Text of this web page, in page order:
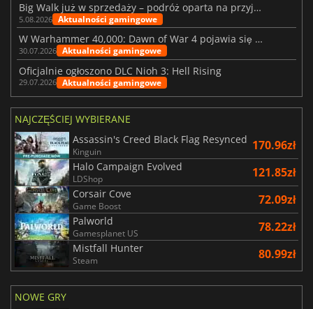
Big Walk już w sprzedaży – podróż oparta na przyjaźni
5.08.2026 Aktualności gamingowe
W Warhammer 40,000: Dawn of War 4 pojawia się frakcja Nekronów
30.07.2026 Aktualności gamingowe
Oficjalnie ogłoszono DLC Nioh 3: Hell Rising
29.07.2026 Aktualności gamingowe
NAJCZĘŚCIEJ WYBIERANE
Assassin's Creed Black Flag Resynced
Kinguin 170.96zł
Halo Campaign Evolved
LDShop 121.85zł
Corsair Cove
Game Boost 72.09zł
Palworld
Gamesplanet US 78.22zł
Mistfall Hunter
Steam 80.99zł
NOWE GRY